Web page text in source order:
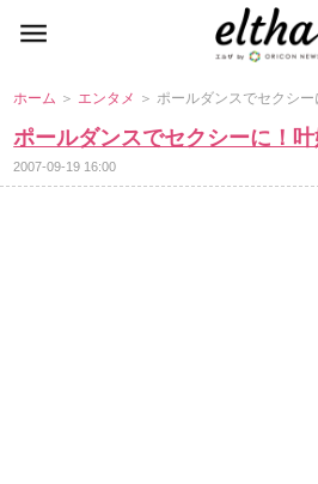
ホーム ＞ エンタメ ＞ ポールダンスでセクシ
ポールダンスでセクシーに！
2007-09-19 16:00